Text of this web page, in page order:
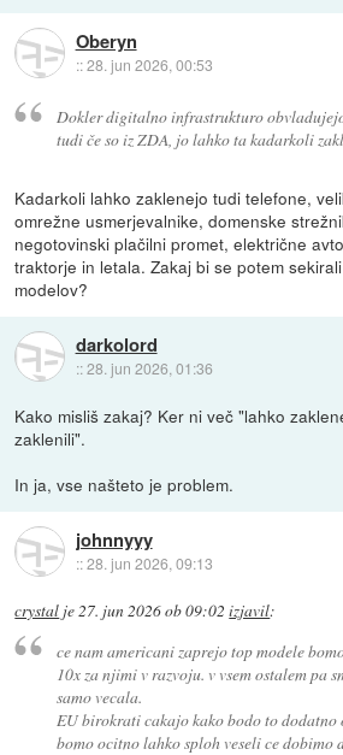
Oberyn
::28. jun 2026, 00:53
Dokler digitalno infrastrukturo
tudi če so iz ZDA, jo lahko ta kadarkoli
Kadarkoli lahko zaklenejo tudi telefone,
omrežne usmerjevalnike, domenske
negotovinski plačilni promet, električne
traktorje in letala. Zakaj bi se potem
modelov?
darkolord
::28. jun 2026, 01:36
Kako misliš zakaj? Ker ni več "lahko
zaklenili".
In ja, vse našteto je problem.
johnnyyy
::28. jun 2026, 09:13
crystal je27. jun 2026 ob 09:02 izjavil:
ce nam americani zaprejo top modele
10x za njimi v razvoju. v vsem ostalem pa
samo vecala.
EU birokrati cakajo kako bodo to dodatno
bomo ocitno lahko sploh veseli ce dobimo